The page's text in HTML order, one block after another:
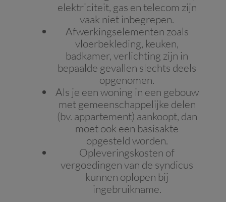
elektriciteit, gas en telecom zijn
vaak niet inbegrepen.
Afwerkingselementen zoals
vloerbekleding, keuken,
badkamer, verlichting zijn in
bepaalde gevallen slechts deels
opgenomen.
Als je een woning in een gebouw
met gemeenschappelijke delen
(bv. appartement) aankoopt, dan
moet ook een basisakte
opgesteld worden.
Opleveringskosten of
vergoedingen van de syndicus
kunnen oplopen bij
ingebruikname.